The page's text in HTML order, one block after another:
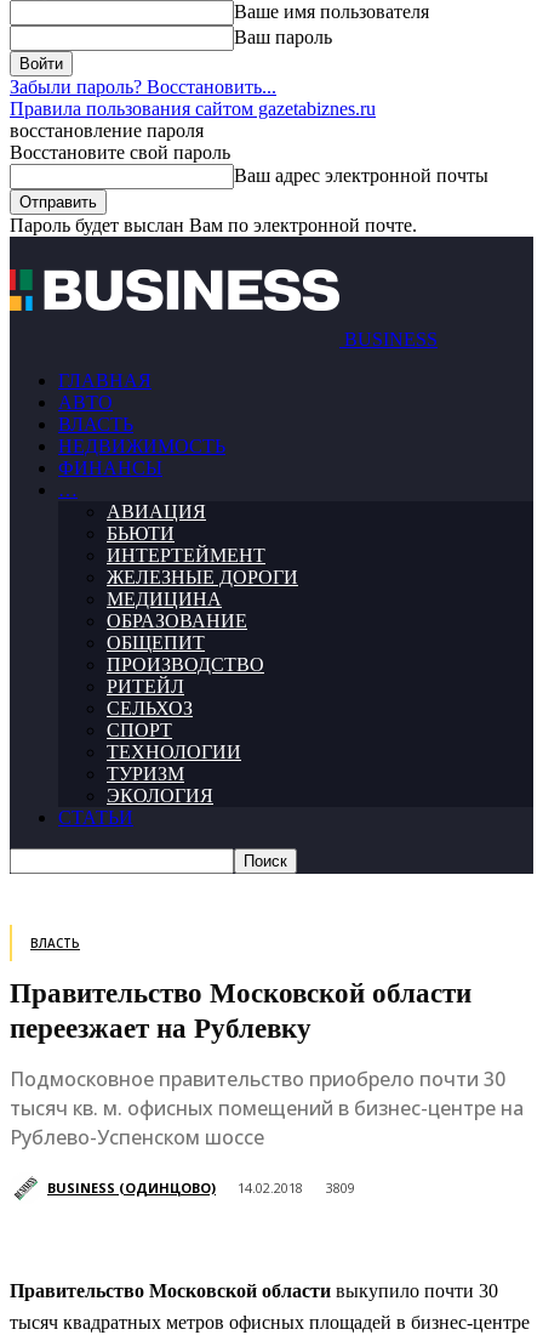
Ваше имя пользователя
Ваш пароль
Забыли пароль? Восстановить...
Правила пользования сайтом gazetabiznes.ru
восстановление пароля
Восстановите свой пароль
Ваш адрес электронной почты
Пароль будет выслан Вам по электронной почте.
BUSINESS
ГЛАВНАЯ
АВТО
ВЛАСТЬ
НЕДВИЖИМОСТЬ
ФИНАНСЫ
…
АВИАЦИЯ
БЬЮТИ
ИНТЕРТЕЙМЕНТ
ЖЕЛЕЗНЫЕ ДОРОГИ
МЕДИЦИНА
ОБРАЗОВАНИЕ
ОБЩЕПИТ
ПРОИЗВОДСТВО
РИТЕЙЛ
СЕЛЬХОЗ
СПОРТ
ТЕХНОЛОГИИ
ТУРИЗМ
ЭКОЛОГИЯ
СТАТЬИ
ВЛАСТЬ
Правительство Московской области
переезжает на Рублевку
Подмосковное правительство приобрело почти 30
тысяч кв. м. офисных помещений в бизнес-центре на
Рублево-Успенском шоссе
BUSINESS (ОДИНЦОВО) 14.02.2018 3809
Правительство Московской области выкупило почти 30
тысяч квадратных метров офисных площадей в бизнес-центре